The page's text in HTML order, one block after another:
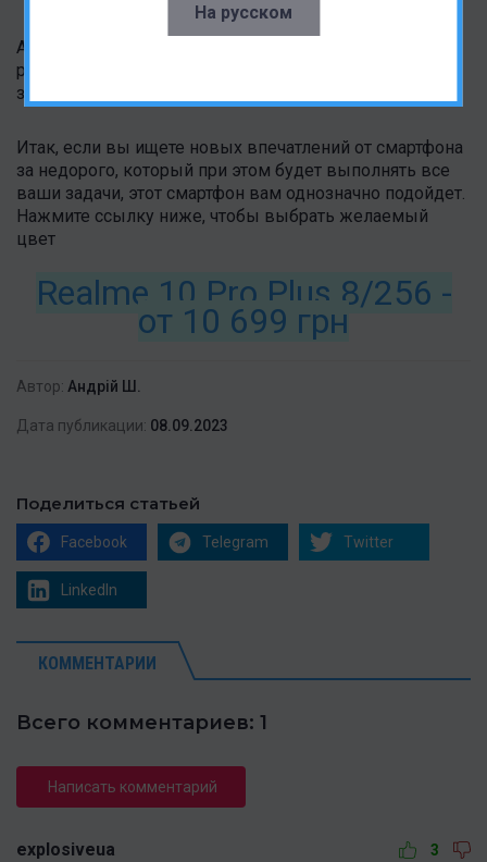
На русском
Аккумулятор вас тоже не разочарует: 5000 мАч будет
работать целый рабочий день, а быстрая зарядка
зарядит его обратно до сотни за 40 минут.
Итак, если вы ищете новых впечатлений от смартфона
за недорого, который при этом будет выполнять все
ваши задачи, этот смартфон вам однозначно подойдет.
Нажмите ссылку ниже, чтобы выбрать желаемый
цвет
Realme 10 Pro Plus 8/256 -
от 10 699 грн
Автор: Андрій Ш.
Дата публикации: 08.09.2023
Поделиться статьей
Facebook Telegram Twitter
LinkedIn
КОММЕНТАРИИ
Всего комментариев: 1
Написать комментарий
explosiveua 3